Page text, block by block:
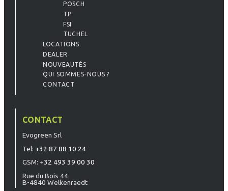
POSCH
TP
FSI
TUCHEL
LOCATIONS
DEALER
NOUVEAUTÉS
QUI SOMMES-NOUS ?
CONTACT
CONTACT
Evogreen Srl
Tel: +32 87 88 10 24
GSM: +32 493 39 00 30
Rue du Bois 44
B-4840 Welkenraedt